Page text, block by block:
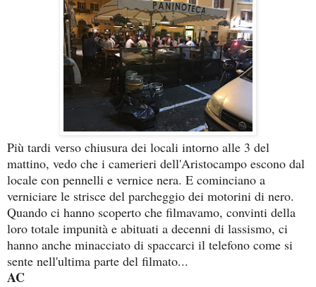
Più tardi verso chiusura dei locali intorno alle 3 del
mattino, vedo che i camerieri dell'Aristocampo escono dal
locale con pennelli e vernice nera. E cominciano a
verniciare le strisce del parcheggio dei motorini di nero.
Quando ci hanno scoperto che filmavamo, convinti della
loro totale impunità e abituati a decenni di lassismo, ci
hanno anche minacciato di spaccarci il telefono come si
sente nell'ultima parte del filmato...
AC